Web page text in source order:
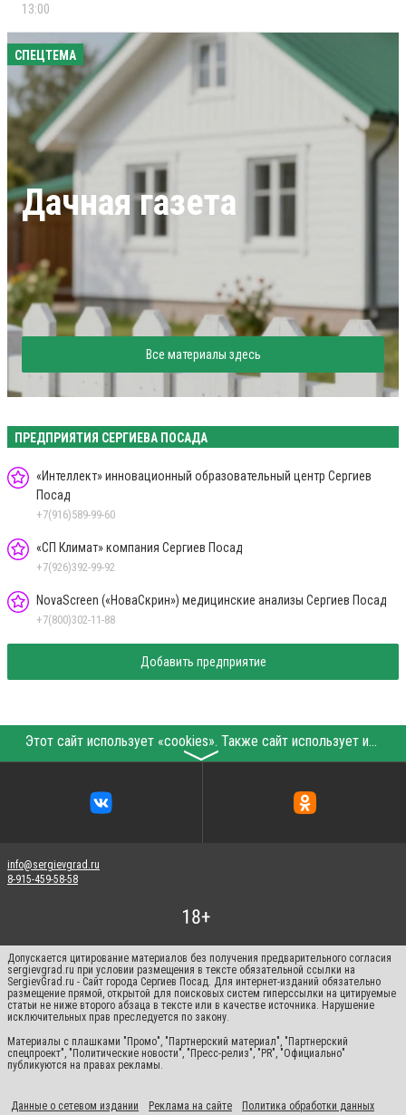
13:00
СПЕЦТЕМА
Дачная газета
Все материалы здесь
ПРЕДПРИЯТИЯ СЕРГИЕВА ПОСАДА
«Интеллект» инновационный образовательный центр Сергиев
Посад
+7(916)589-99-60
«СП Климат» компания Сергиев Посад
+7(926)392-99-92
NovaScreen («НоваСкрин») медицинские анализы Сергиев Посад
+7(800)302-11-88
Добавить предприятие
Этот сайт использует «cookies». Также сайт использует интернет-сервис для сбора технических данных касательно посетителей с целью получения маркетинговой и статистической информации. Условия обработки данных посетителей сайта см.
〉
info@sergievgrad.ru
8-915-459-58-58
Допускается цитирование материалов без получения предварительного согласия
sergievgrad.ru при условии размещения в тексте обязательной ссылки на
SergievGrad.ru - Сайт города Сергиев Посад. Для интернет-изданий обязательно
размещение прямой, открытой для поисковых систем гиперссылки на цитируемые
статьи не ниже второго абзаца в тексте или в качестве источника. Нарушение
исключительных прав преследуется по закону.
Материалы с плашками "Промо", "Партнерский материал", "Партнерский
спецпроект", "Политические новости", "Пресс-релиз", "PR", "Официально"
публикуются на правах рекламы.
Данные о сетевом издании Реклама на сайте
Политика обработки данных